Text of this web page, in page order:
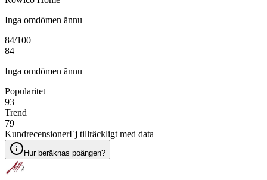
Inga omdömen ännu
84/100
84
Inga omdömen ännu
Popularitet
93
Trend
79
KundrecensionerEj tillräckligt med data
Hur beräknas poängen?